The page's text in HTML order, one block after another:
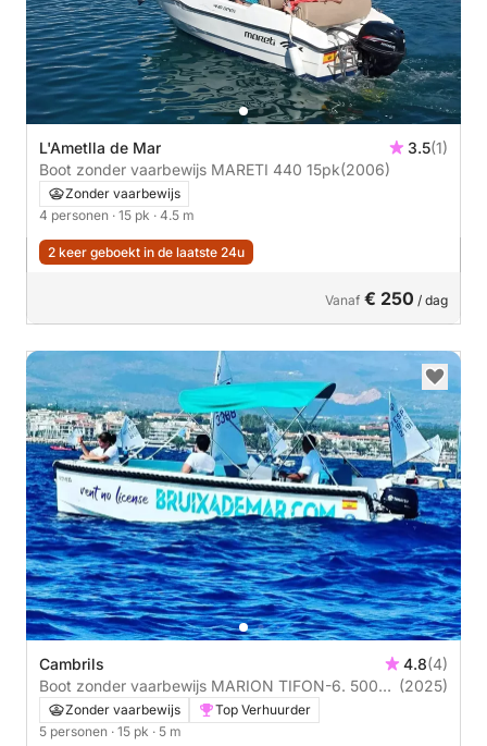
L'Ametlla de Mar 3.5(1)
Boot zonder vaarbewijs MARETI 440 15pk(2006)
Zonder vaarbewijs
4 personen · 15 pk · 4.5 m
2 keer geboekt in de laatste 24u
Vanaf € 250 / dag
Cambrils 4.8(4)
Boot zonder vaarbewijs MARION TIFON-6. 500
CLASSIC 15pk
(2025)
Zonder vaarbewijs
Top Verhuurder
5 personen · 15 pk · 5 m